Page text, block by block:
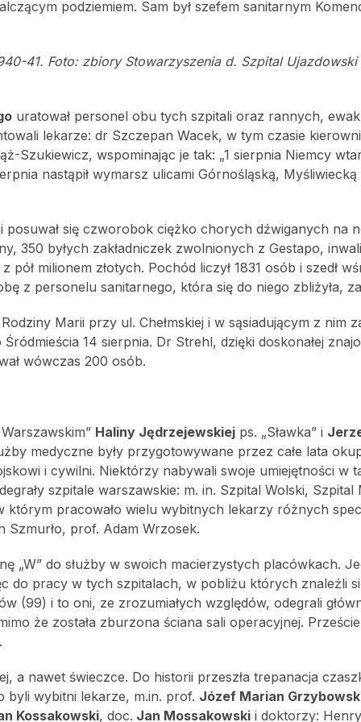
podziemiem. Sam był szefem sanitarnym
41. Foto: zbiory Stowarzyszenia d. Szpital Ujazdowski
uratował personel obu tych szpitali oraz rannych,
lekarze: dr Szczepan Wacek, w tym czasie
Szukiewicz, wspominając je tak: „1 sierpnia Niemcy
nastąpił wymarsz ulicami Górnośląską, Myśliwiecką
się czworobok ciężko chorych dźwiganych na
350 byłych zakładniczek zwolnionych z Gestapo,
milionem złotych. Pochód liczył 1831 osób i szedł
z personelu sanitarnego, która się do niego zbliżyła,
Marii przy ul. Chełmskiej i w sąsiadującym z nim
14 sierpnia. Dr Strehl, dzięki doskonałej
wówczas 200 osób.
Haliny Jędrzejewskiej ps. „Sławka” i
medyczne były przygotowywane przez całe lata
i cywilni. Niektórzy nabywali swoje umiejętności w
szpitale warszawskie: m. in. Szpital Wolski, Szpital
którym pracowało wielu wybitnych lekarzy różnych
prof. Adam Wrzosek.
„W” do służby w swoich macierzystych placówkach.
do pracy w tych szpitalach, w pobliżu których znaleźli
(99) i to oni, ze zrozumiałych względów, odegrali
że została zburzona ściana sali operacyjnej.
a nawet świeczce. Do historii przeszła trepanacja
byli wybitni lekarze, m.in. prof. Józef Marian
Kossakowski, doc. Jan Mossakowski i doktorzy: